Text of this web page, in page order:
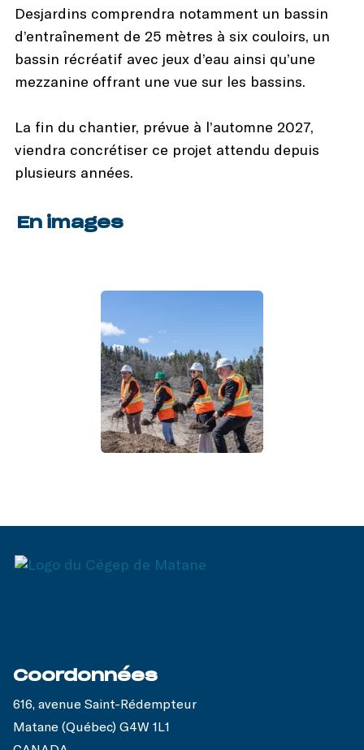
Desjardins comprendra notamment un bassin
d’entraînement de 25 mètres à six couloirs, un
bassin récréatif avec jeux d’eau ainsi qu’une
mezzanine offrant une vue sur les bassins.
La fin du chantier, prévue à l’automne 2027,
viendra concrétiser ce projet attendu depuis
plusieurs années.
En images
Coordonnées
616, avenue Saint-Rédempteur
Matane (Québec) G4W 1L1